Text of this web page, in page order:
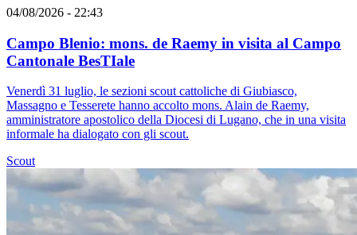
04/08/2026 - 22:43
Campo Blenio: mons. de Raemy in visita al Campo
Cantonale BesTIale
Venerdì 31 luglio, le sezioni scout cattoliche di Giubiasco,
Massagno e Tesserete hanno accolto mons. Alain de Raemy,
amministratore apostolico della Diocesi di Lugano, che in una visita
informale ha dialogato con gli scout.
Scout